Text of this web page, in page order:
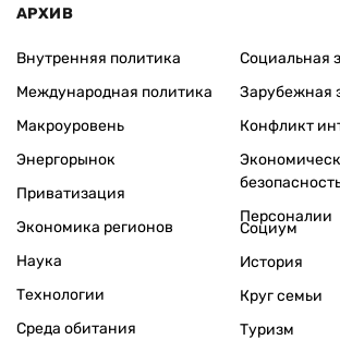
АРХИВ
Внутренняя политика
Международная политика
Макроуровень
Энергорынок
Приватизация
Экономика регионов
Социальная
Зарубежная
Конфликт
Персоналии
Наука
Технологии
Среда обитания
Социум
История
Круг семьи
Туризм